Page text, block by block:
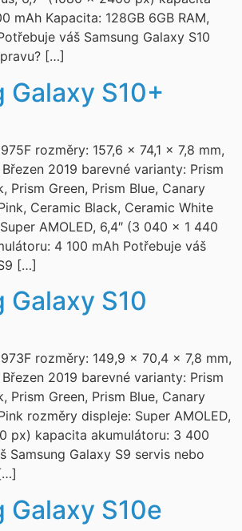
mAh Kapacita: 128GB 6GB RAM,
váš Samsung Galaxy S10
[…]
Galaxy S10+
rozměry: 157,6 × 74,1 × 7,8 mm,
2019 barevné varianty: Prism
Prism Green, Prism Blue, Canary
Ceramic Black, Ceramic White
AMOLED, 6,4″ (3 040 × 1 440
4 100 mAh Potřebuje váš
[…]
Galaxy S10
rozměry: 149,9 × 70,4 × 7,8 mm,
2019 barevné varianty: Prism
Prism Green, Prism Blue, Canary
rozměry displeje: Super AMOLED,
px) kapacita akumulátoru: 3 400
Samsung Galaxy S9 servis nebo
Galaxy S10e